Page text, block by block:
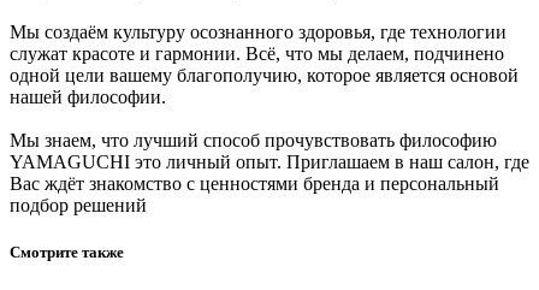
Мы создаём культуру осознанного здоровья, где технологии
служат красоте и гармонии. Всё, что мы делаем, подчинено
одной цели вашему благополучию, которое является основой
нашей философии.
Мы знаем, что лучший способ прочувствовать философию
YAMAGUCHI это личный опыт. Приглашаем в наш салон, где
Вас ждёт знакомство с ценностями бренда и персональный
подбор решений
Смотрите также